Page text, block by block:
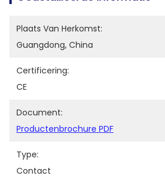
Plaats Van Herkomst:
Guangdong, China
Certificering:
CE
Document:
Productenbrochure PDF
Type:
Contact